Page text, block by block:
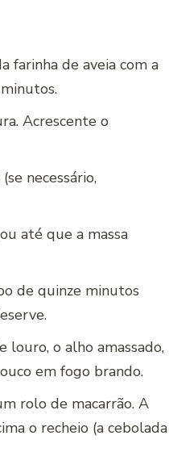
farinha de aveia com a
Acrescente o
necessário,
até que a massa
de quinze minutos
louro, o alho amassado,
em fogo brando.
rolo de macarrão. A
o recheio (a cebolada